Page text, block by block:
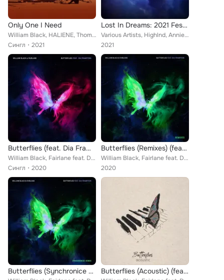
Only One I Need
William Black, HALIENE, Thomas Laurent
Сингл
2021
Lost In Dreams: 2021 Festival Compilation
Various Artists, Highlnd, Annie Schindel, Elephante, End Of The World, Jecht, Devon Baldwin, LICK, Haywyre, Taylor Kade, Crystal...
2021
Butterflies (feat. Dia Frampton)
William Black, Fairlane feat. Dia Frampton
Сингл
2020
Butterflies (Remixes) (feat. Dia Frampton)
William Black, Fairlane feat. Dia Frampton
2020
Butterflies (Synchronice Remix) (feat. Dia Frampton) Butterflies (Acoustic) (feat. Dia Frampton)